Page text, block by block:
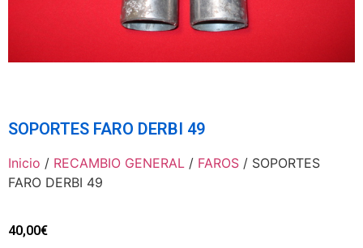
SOPORTES FARO DERBI 49
Inicio / RECAMBIO GENERAL / FAROS / SOPORTES
FARO DERBI 49
40,00€